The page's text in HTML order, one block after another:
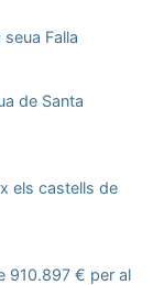
Falla
de Santa
els castells de
910.897 € per al